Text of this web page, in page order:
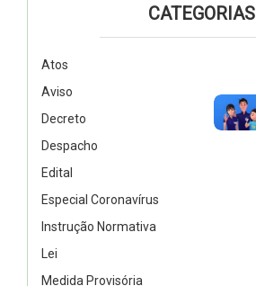
CATEGORIAS
Atos
Aviso
Decreto
Despacho
Edital
Especial Coronavírus
Instrução Normativa
Lei
Medida Provisória